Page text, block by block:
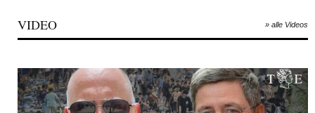
VIDEO » alle Videos